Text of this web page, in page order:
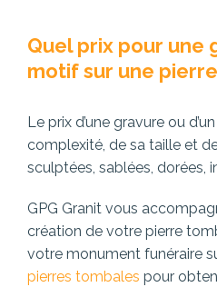
Quel prix pour une
motif sur une
Le prix d’une gravure ou
complexité, de sa taille et
sculptées, sablées, dorées,
GPG Granit vous
création de votre pierre
votre monument funéraire
pierres tombales pour